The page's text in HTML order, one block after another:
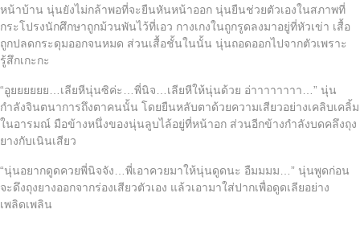
หน้าบ้าน นุ่นยังไม่กล้าพอที่จะยืนหันหน้าออก นุ่นยืนช่วยตัวเองในสภาพที่
กระโปรงนักศึกษาถูกม้วนพันไว้ที่เอว กางเกงในถูกรูดลงมาอยู่ที่หัวเข่า เสื้อ
ถูกปลดกระดุมออกจนหมด ส่วนเสื้อชั้นในนั้น นุ่นถอดออกไปจากตัวเพราะ
รู้สึกเกะกะ
“อูยยยยยย…เลียหีนุ่นซิค่ะ…พี่นิจ…เลียหีให้นุ่นด้วย อ่าาาาาาาา…” นุ่น
กำลังจินตนาการถึงตาคนนั้น โดยยืนหลับตาด้วยความเสียวอย่างเคลิบเคลิ้ม
ในอารมณ์ มือข้างหนึ่งของนุ่นลูบไล้อยู่ที่หน้าอก ส่วนอีกข้างกำลังบดคลึงถุง
ยางกับเนินเสียว
“นุ่นอยากดูดควยพี่นิจจัง…พี่เอาควยมาให้นุ่นดูดนะ อืมมมม…” นุ่นพูดก่อน
จะดึงถุงยางออกจากร่องเสียวตัวเอง แล้วเอามาใส่ปากเพื่อดูดเลียอย่าง
เพลิดเพลิน